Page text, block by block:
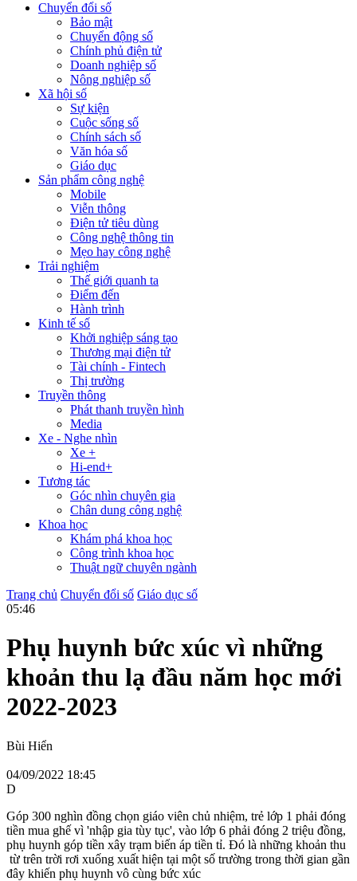
Chuyển đổi số
Bảo mật
Chuyển động số
Chính phủ điện tử
Doanh nghiệp số
Nông nghiệp số
Xã hội số
Sự kiện
Cuộc sống số
Chính sách số
Văn hóa số
Giáo dục
Sản phẩm công nghệ
Mobile
Viễn thông
Điện tử tiêu dùng
Công nghệ thông tin
Mẹo hay công nghệ
Trải nghiệm
Thế giới quanh ta
Điểm đến
Hành trình
Kinh tế số
Khởi nghiệp sáng tạo
Thương mại điện tử
Tài chính - Fintech
Thị trường
Truyền thông
Phát thanh truyền hình
Media
Xe - Nghe nhìn
Xe +
Hi-end+
Tương tác
Góc nhìn chuyên gia
Chân dung công nghệ
Khoa học
Khám phá khoa học
Công trình khoa học
Thuật ngữ chuyên ngành
Trang chủ Chuyển đổi số Giáo dục số
05:46
Phụ huynh bức xúc vì những
khoản thu lạ đầu năm học mới
2022-2023
Bùi Hiển
04/09/2022 18:45
D
Góp 300 nghìn đồng chọn giáo viên chủ nhiệm, trẻ lớp 1 phải đóng
tiền mua ghế vì 'nhập gia tùy tục', vào lớp 6 phải đóng 2 triệu đồng,
phụ huynh góp tiền xây trạm biến áp tiền tỉ. Đó là những khoản thu
từ trên trời rơi xuống xuất hiện tại một số trường trong thời gian gần
đây khiến phụ huynh vô cùng bức xúc